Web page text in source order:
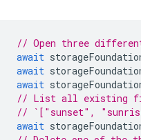
// Open three
await
await
await
// List all existing
// `["sunset",
await